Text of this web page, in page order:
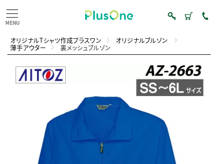
オリジナルTシャツ作成プラスワン オリジナルブルゾン
薄手アウター 裏メッシュブルゾン